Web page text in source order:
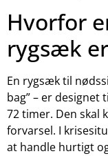
Hvorfor
rygsæk
En rygsæk til
bag” – er designet
72 timer. Den skal
forvarsel. I
at handle hurtigt